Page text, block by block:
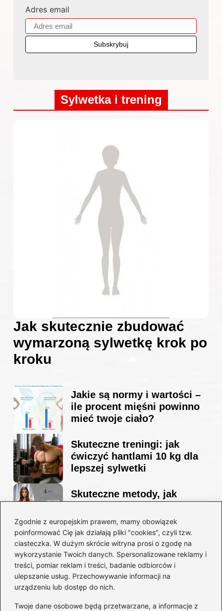
Zgodnie z europejskim prawem, mamy obowiązek
poinformować Cię jak działają pliki "cookies", czyli tzw.
ciasteczka. W dużym skrócie witryna prosi o zgodę na
wykorzystanie Twoich danych. Spersonalizowane reklamy i
treści, pomiar reklam i treści, badanie odbiorców i
ulepszanie usług. Przechowywanie informacji na
urządzeniu lub dostęp do nich.
Twoje dane osobowe będą przetwarzane, a informacje z
Adres email
Sylwetka i trening
Jak skutecznie zbudować
wymarzoną sylwetkę krok po
kroku
Jakie są normy i wartości –
ile procent mięśni powinno
mieć twoje ciało?
Skuteczne treningi: jak
ćwiczyć hantlami 10 kg dla
lepszej sylwetki
Skuteczne metody, jak
sylwetkę w zaledwie 90 dni
Idealny garnitur: jak dobrać
go do swojej sylwetki?
Kategorie